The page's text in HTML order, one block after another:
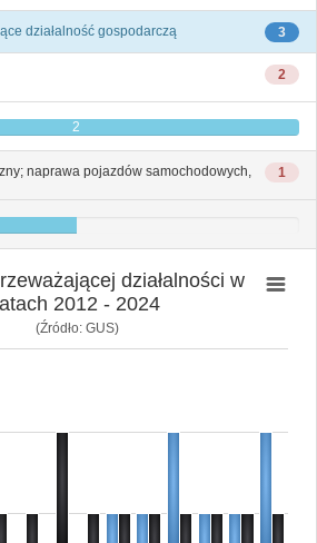
3
działalność gospodarczą
2
2
1
naprawa pojazdów samochodowych,
działalności w
latach 2012 - 2024
(Źródło: GUS)